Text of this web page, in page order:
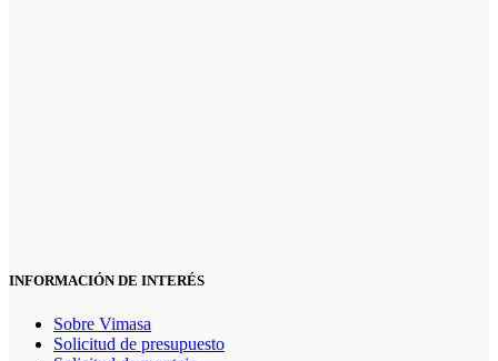
INFORMACIÓN DE INTERÉS
Sobre Vimasa
Solicitud de presupuesto